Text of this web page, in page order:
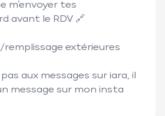
m’envoyer tes
avant le RDV 🔗
remplissage extérieures
aux messages sur iara, il
message sur mon insta